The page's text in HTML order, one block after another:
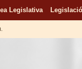
Legislativa